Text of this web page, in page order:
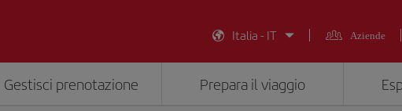
Italia - IT
Aziende
Gestisci prenotazione Prepara il viaggio